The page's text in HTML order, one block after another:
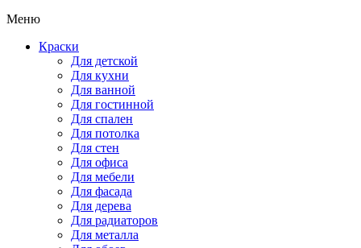
Меню
Краски
Для детской
Для кухни
Для ванной
Для гостинной
Для спален
Для потолка
Для стен
Для офиса
Для мебели
Для фасада
Для дерева
Для радиаторов
Для металла